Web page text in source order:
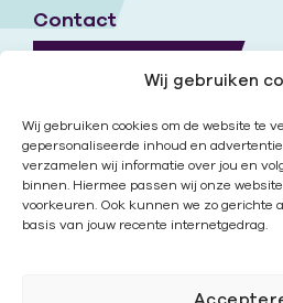
Wij gebruiken
Wij gebruiken cookies om de website te
gepersonaliseerde inhoud en
verzamelen wij informatie over jou en
binnen. Hiermee passen wij onze
voorkeuren. Ook kunnen we zo gerichte
basis van jouw recente internetgedrag.
Contact
Nieuwsbrief